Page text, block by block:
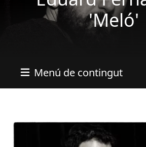
'Meló'
Menú de contingut
Imatges
Imagen